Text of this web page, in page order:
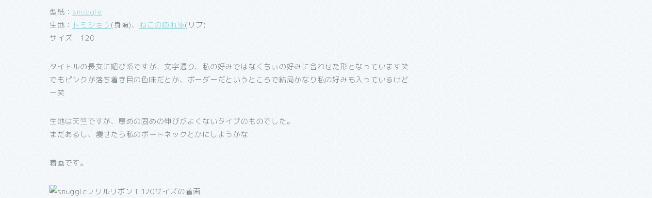
型紙： snuggle
生地： トミショウ(身頃)、 ねこの隠れ家(リブ)
サイズ：120
タイトルの長女に媚び系ですが、文字通り、私の好みではなくちぃの好みに合わせた形となっています笑
でもピンクが落ち着き目の色味だとか、ボーダーだというところで結局かなり私の好みも入っているけど
ー笑
生地は天竺ですが、厚めの固めの伸びがよくないタイプのものでした。
まだあるし、痩せたら私のボートネックとかにしようかな！
着画です。